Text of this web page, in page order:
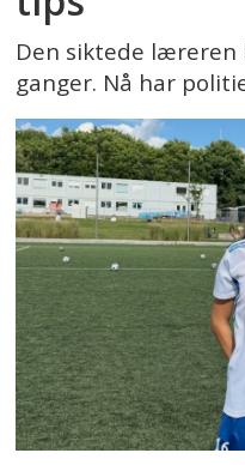
Den siktede
ganger. Nå har